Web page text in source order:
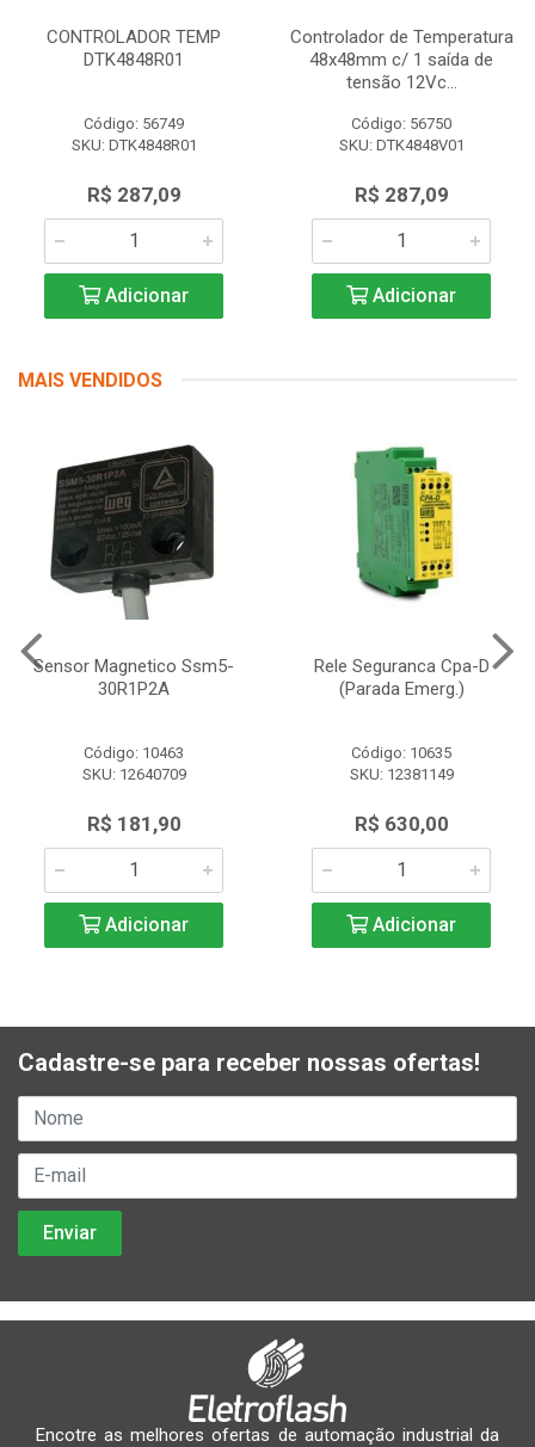
CONTROLADOR TEMP
DTK4848R01
Código: 56749
SKU: DTK4848R01
R$ 287,09
Adicionar
Controlador de Temperatura
48x48mm c/ 1 saída de
tensão 12Vc...
Código: 56750
SKU: DTK4848V01
R$ 287,09
Adicionar
MAIS VENDIDOS
Sensor Magnetico Ssm5-
30R1P2A
Código: 10463
SKU: 12640709
R$ 181,90
Adicionar
Rele Seguranca Cpa-D
(Parada Emerg.)
Código: 10635
SKU: 12381149
R$ 630,00
Adicionar
Cadastre-se para receber nossas ofertas!
Encotre as melhores ofertas de automação industrial da